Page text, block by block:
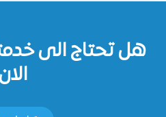
هل تحتاج الى
الان